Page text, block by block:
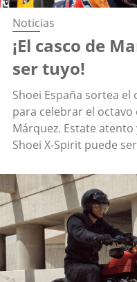
Noticias
¡El casco de
ser tuyo!
Shoei España sortea
para celebrar el
Márquez. Estate
Shoei X-Spirit puede